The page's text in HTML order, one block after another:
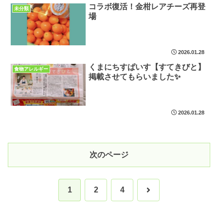
未分類
コラボ復活！金柑レアチーズ再登
場
2026.01.28
食物アレルギー
くまにちすぱいす【すてきびと】
掲載させてもらいました✨
2026.01.28
次のページ
1 2 4 次